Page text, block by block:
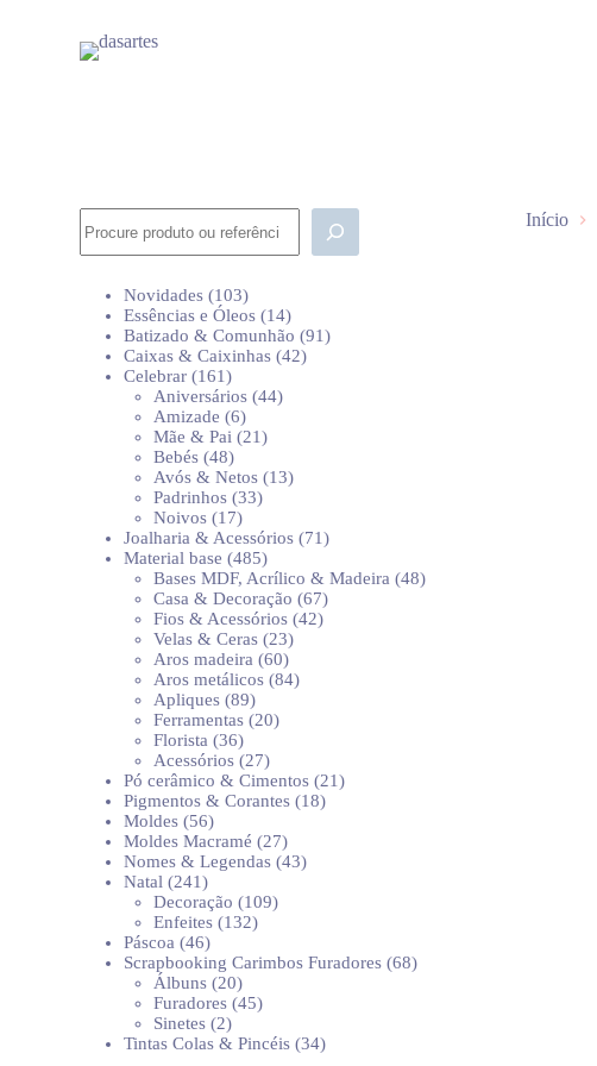
Início
Novidades 103103
produtos
Essências e Óleos 1414
produtos
Batizado & Comunhão 9191
Caixas & Caixinhas 4242
Celebrar 161161
produtos
Aniversários 4444
Amizade 66
produtos
Mãe & Pai 2121
Bebés 4848
produtos
Avós & Netos 1313
Padrinhos 3333
Noivos 1717
produtos
Joalharia & Acessórios 7171
Material base 485485
produtos
Bases MDF, Acrílico & Madeira 4848
Casa & Decoração 6767
produtos
Fios & Acessórios 4242
Velas & Ceras 2323
produtos
Aros madeira 6060
produtos
Aros metálicos 8484
Apliques 8989
produtos
Ferramentas 2020
Florista 3636
produtos
Acessórios 2727
produtos
Pó cerâmico & Cimentos 2121
Pigmentos & Corantes 1818
Moldes 5656
produtos
Moldes Macramé 2727
produtos
Nomes & Legendas 4343
Natal 241241
produtos
Decoração 109109
Enfeites 132132
Páscoa 4646
produtos
Scrapbooking Carimbos Furadores 6868
Álbuns 2020
produtos
Furadores 4545
Sinetes 22
produtos
Tintas Colas & Pincéis 3434